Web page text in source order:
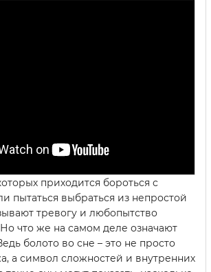
приходится бороться с
пытаться выбраться из непростой
тревогу и любопытство
что же на самом деле означают
болото во сне – это не просто
а символ сложностей и внутренних